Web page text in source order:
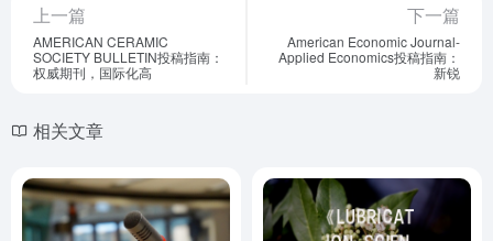
上一篇
AMERICAN CERAMIC
SOCIETY BULLETIN投稿指南：
权威期刊，国际化高
下一篇
American Economic Journal-
Applied Economics投稿指南：
新锐
相关文章